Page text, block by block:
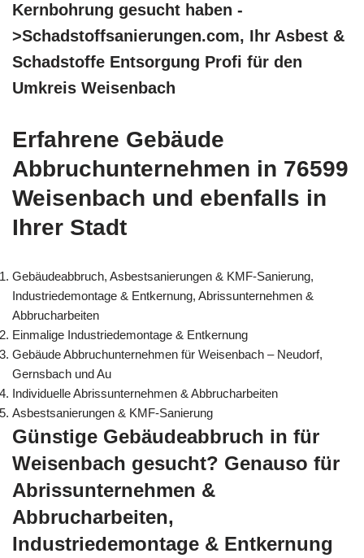
Kernbohrung gesucht haben -
>Schadstoffsanierungen.com, Ihr Asbest &
Schadstoffe Entsorgung Profi für den
Umkreis Weisenbach
Erfahrene Gebäude
Abbruchunternehmen in 76599
Weisenbach und ebenfalls in
Ihrer Stadt
Gebäudeabbruch, Asbestsanierungen & KMF-Sanierung,
Industriedemontage & Entkernung, Abrissunternehmen &
Abbrucharbeiten
Einmalige Industriedemontage & Entkernung
Gebäude Abbruchunternehmen für Weisenbach – Neudorf,
Gernsbach und Au
Individuelle Abrissunternehmen & Abbrucharbeiten
Asbestsanierungen & KMF-Sanierung
Günstige Gebäudeabbruch in für
Weisenbach gesucht? Genauso für
Abrissunternehmen &
Abbrucharbeiten,
Industriedemontage & Entkernung